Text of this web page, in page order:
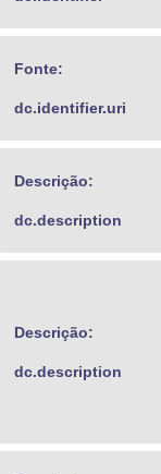
Fonte:
dc.identifier.uri
Descrição:
dc.description
Descrição:
dc.description